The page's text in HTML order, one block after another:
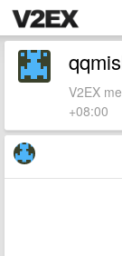
V2EX
+08:00